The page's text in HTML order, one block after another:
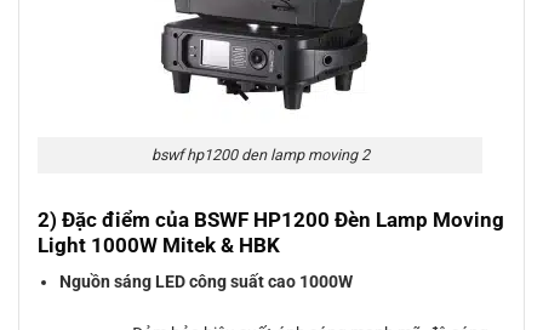
bswf hp1200 den lamp moving 2
2) Đặc điểm của BSWF HP1200 Đèn Lamp Moving
Light 1000W Mitek & HBK
Nguồn sáng LED công suất cao 1000W